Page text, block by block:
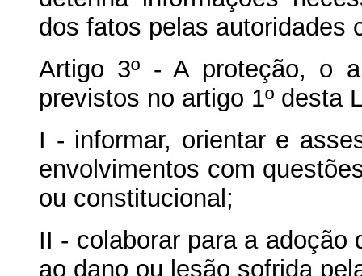
dos fatos pelas autoridades
Artigo 3º - A proteção, o
previstos no artigo 1º desta
I - informar, orientar e
envolvimentos com
ou constitucional;
II - colaborar para a adoção
ao dano ou lesão sofrida